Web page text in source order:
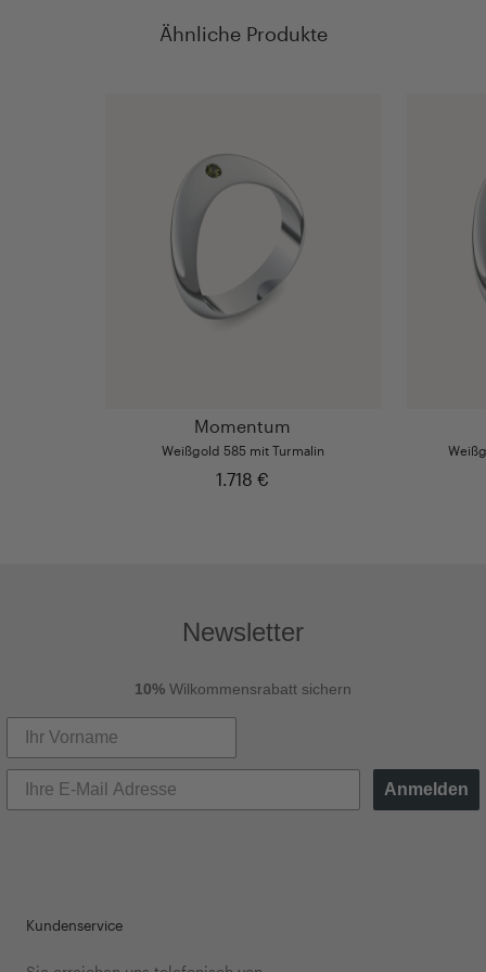
Ähnliche Produkte
Momentum
Weißgold 585 mit Turmalin
1.718 €
Newsletter
10% Wilkommensrabatt sichern
Anmelden
Kundenservice